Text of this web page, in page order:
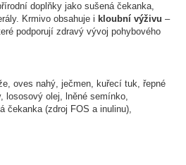
doplňky jako sušená čekanka,
Krmivo obsahuje i kloubní výživu –
podporují zdravý vývoj pohybového
oves nahý, ječmen, kuřecí tuk, řepné
lososový olej, lněné semínko,
čekanka (zdroj FOS a inulinu),